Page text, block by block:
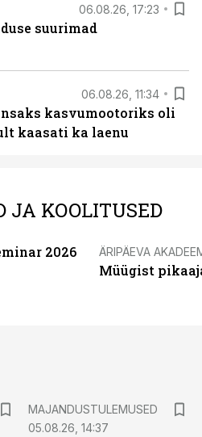
06.08.26, 17:23
suurimad
06.08.26, 11:34
kasvumootoriks oli
kaasati ka laenu
JA KOOLITUSED
2026 ÄRIPÄEVA
Müügist
MAJANDUSTULEMUSED
05.08.26, 14:37